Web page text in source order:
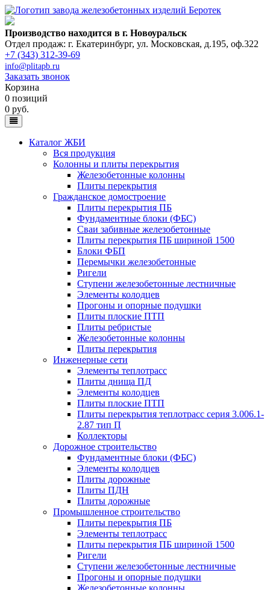
Производство находится в г. Новоуральск
Отдел продаж: г. Екатеринбург, ул. Московская, д.195, оф.322
+7 (343) 312-39-69
info@plitapb.ru
Заказать звонок
Корзина
0 позиций
0 руб.
Каталог ЖБИ
Вся продукция
Колонны и плиты перекрытия
Железобетонные колонны
Плиты перекрытия
Гражданское домостроение
Плиты перекрытия ПБ
Фундаментные блоки (ФБС)
Сваи забивные железобетонные
Плиты перекрытия ПБ шириной 1500
Блоки ФБП
Перемычки железобетонные
Ригели
Ступени железобетонные лестничные
Элементы колодцев
Прогоны и опорные подушки
Плиты плоские ПТП
Плиты ребристые
Железобетонные колонны
Плиты перекрытия
Инженерные сети
Элементы теплотрасс
Плиты днища ПД
Элементы колодцев
Плиты плоские ПТП
Плиты перекрытия теплотрасс серия 3.006.1-
2.87 тип П
Коллекторы
Дорожное строительство
Фундаментные блоки (ФБС)
Элементы колодцев
Плиты дорожные
Плиты ПДН
Плиты дорожные
Промышленное строительство
Плиты перекрытия ПБ
Элементы теплотрасс
Плиты перекрытия ПБ шириной 1500
Ригели
Ступени железобетонные лестничные
Прогоны и опорные подушки
Железобетонные колонны